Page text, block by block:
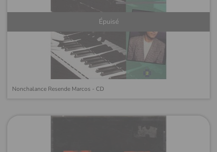
Épuisé
Nonchalance Resende Marcos - CD